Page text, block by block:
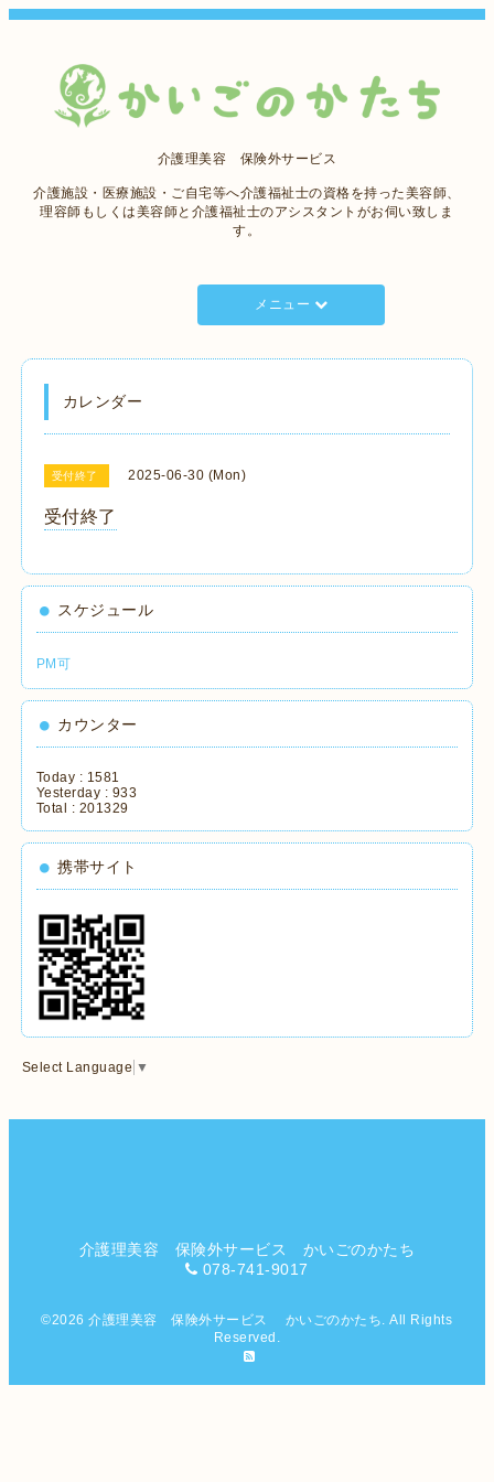
介護理美容 保険外サービス
介護施設・医療施設・ご自宅等へ介護福祉士の資格を持った美容師、
理容師もしくは美容師と介護福祉士のアシスタントがお伺い致しま
す。
メニュー
カレンダー
受付終了 2025-06-30 (Mon)
受付終了
スケジュール
PM可
カウンター
Today : 1581
Yesterday : 933
Total : 201329
携帯サイト
Select Language ▼
介護理美容 保険外サービス かいごのかたち
078-741-9017
©2026介護理美容 保険外サービス かいごのかたち . All Rights
Reserved.